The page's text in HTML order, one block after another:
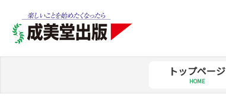
トップページ
HOME